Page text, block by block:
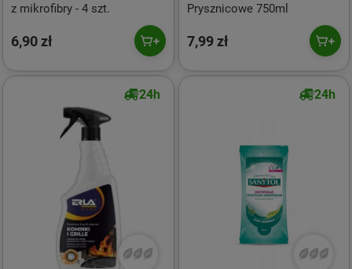
z mikrofibry - 4 szt.
6,90 zł
Prysznicowe 750ml
7,99 zł
24h 24h